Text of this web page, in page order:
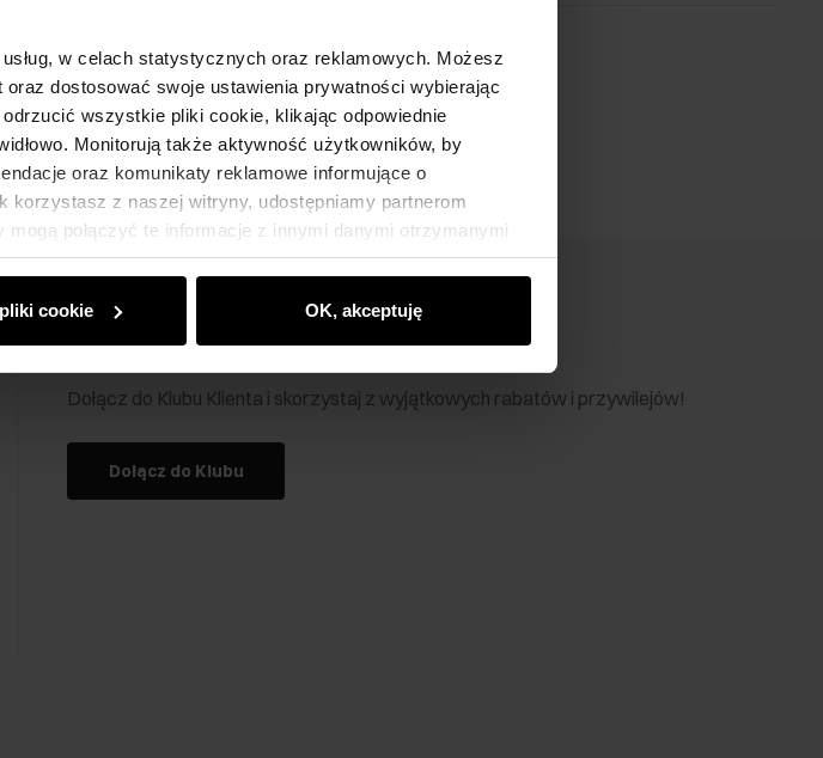
w celach statystycznych oraz reklamowych. Możesz
dostosować swoje ustawienia prywatności wybierając
wszystkie pliki cookie, klikając odpowiednie
Monitorują także aktywność użytkowników, by
oraz komunikaty reklamowe informujące o
korzystasz z naszej witryny, udostępniamy partnerom
połączyć te informacje z innymi danymi otrzymanymi
cookie OK, akceptuję
Klub Klienta Ochnik
Dołącz do Klubu Klienta i skorzystaj z wyjątkowych rabatów i przywilejów!
Dołącz do Klubu